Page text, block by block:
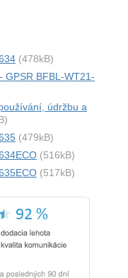
(478kB)
GPSR BFBL-WT21-
údržbu a
(479kB)
(516kB)
(517kB)